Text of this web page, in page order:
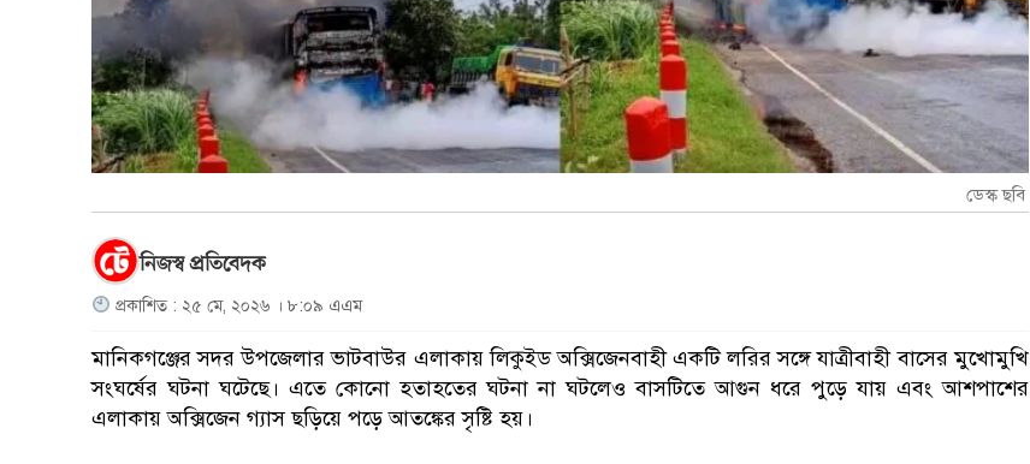
ডেস্ক ছবি
নিজস্ব প্রতিবেদক
প্রকাশিত : ২৫ মে, ২০২৬ । ৮:০৯ এএম
মানিকগঞ্জের সদর উপজেলার ভাটবাউর এলাকায় লিকুইড অক্সিজেনবাহী একটি লরির সঙ্গে যাত্রীবাহী বাসের মুখোমুখি
সংঘর্ষের ঘটনা ঘটেছে। এতে কোনো হতাহতের ঘটনা না ঘটলেও বাসটিতে আগুন ধরে পুড়ে যায় এবং আশপাশের
এলাকায় অক্সিজেন গ্যাস ছড়িয়ে পড়ে আতঙ্কের সৃষ্টি হয়।